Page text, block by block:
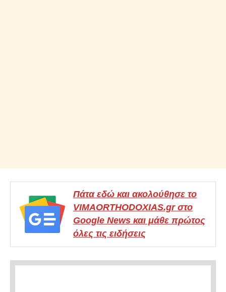
Πάτα εδώ και ακολούθησε το
VIMAORTHODOXIAS.gr στο
Google News και μάθε πρώτος
όλες τις ειδήσεις